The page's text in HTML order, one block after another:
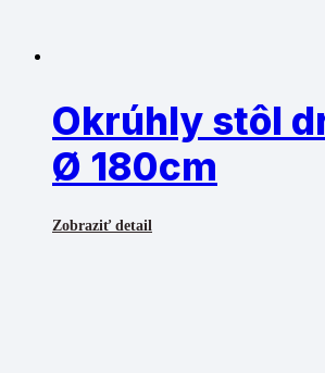
Okrúhly stôl
Ø 180cm
Zobraziť detail